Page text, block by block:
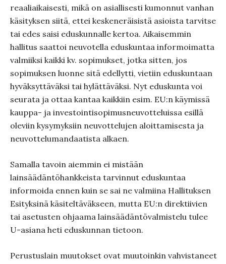
reaaliaikaisesti, mikä on asiallisesti kumonnut vanhan
käsityksen siitä, ettei keskeneräisistä asioista tarvitse
tai edes saisi eduskunnalle kertoa. Aikaisemmin
hallitus saattoi neuvotella eduskuntaa informoimatta
valmiiksi kaikki kv. sopimukset, jotka sitten, jos
sopimuksen luonne sitä edellytti, vietiin eduskuntaan
hyväksyttäväksi tai hylättäväksi. Nyt eduskunta voi
seurata ja ottaa kantaa kaikkiin esim. EU:n käymissä
kauppa- ja investointisopimusneuvotteluissa esillä
oleviin kysymyksiin neuvottelujen aloittamisesta ja
neuvottelumandaatista alkaen.
Samalla tavoin aiemmin ei mistään
lainsäädäntöhankkeista tarvinnut eduskuntaa
informoida ennen kuin se sai ne valmiina Hallituksen
Esityksinä käsiteltäväkseen, mutta EU:n direktiivien
tai asetusten ohjaama lainsäädäntövalmistelu tulee
U-asiana heti eduskunnan tietoon.
Perustuslain muutokset ovat muutoinkin vahvistaneet